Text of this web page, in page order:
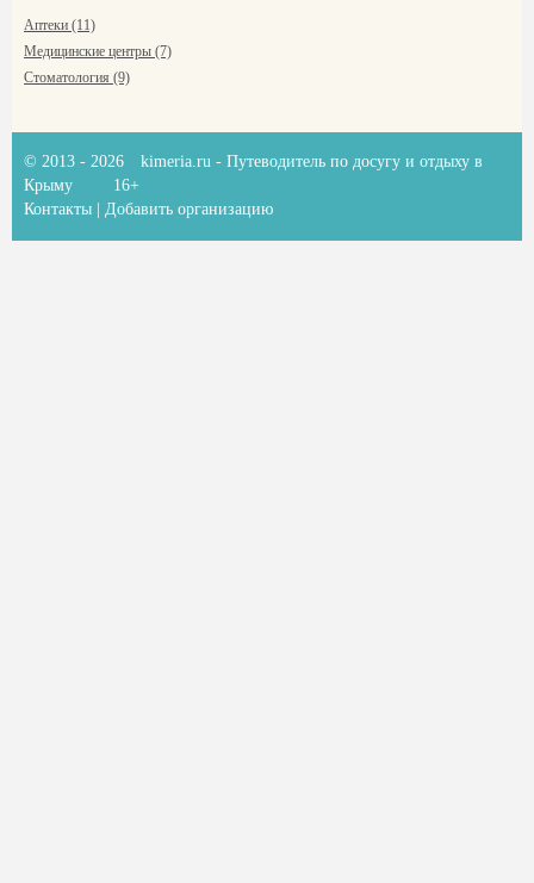
Аптеки (11)
Медицинские центры (7)
Стоматология (9)
© 2013 - 2026 kimeria.ru - Путеводитель по досугу и отдыху в
Крыму
16+
Контакты
Добавить организацию